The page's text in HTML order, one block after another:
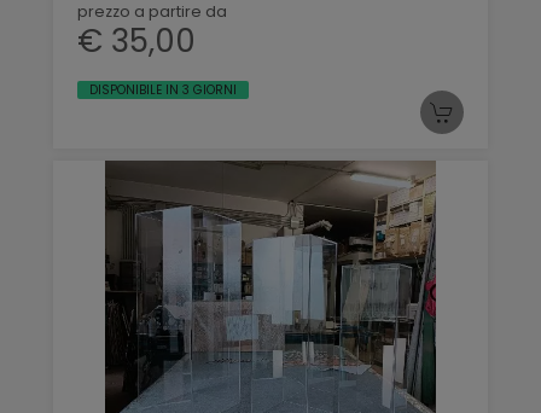
prezzo a partire da
€ 35,00
DISPONIBILE IN 3 GIORNI